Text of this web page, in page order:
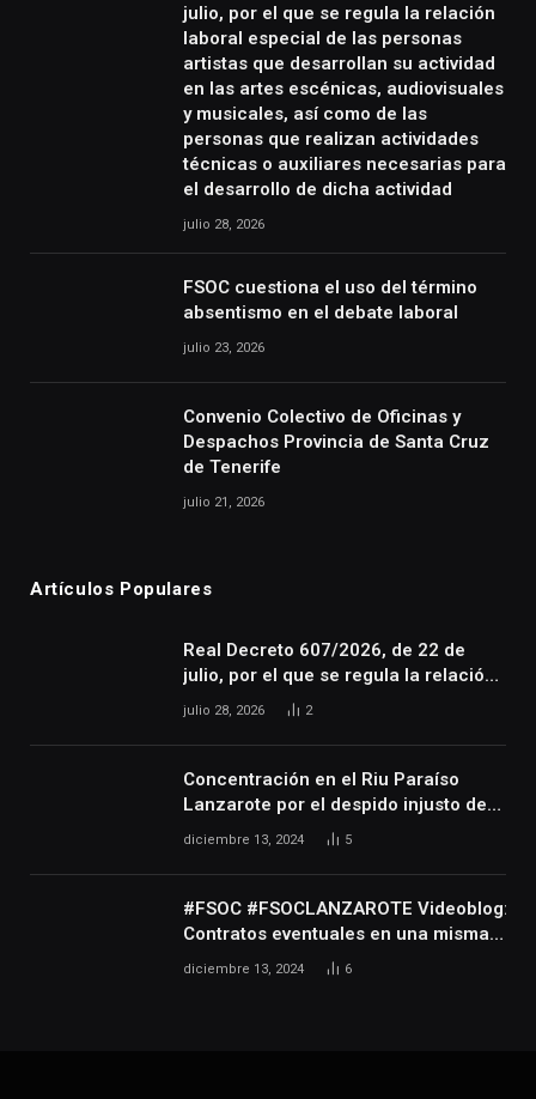
julio, por el que se regula la relación
laboral especial de las personas
artistas que desarrollan su actividad
en las artes escénicas, audiovisuales
y musicales, así como de las
personas que realizan actividades
técnicas o auxiliares necesarias para
el desarrollo de dicha actividad
julio 28, 2026
FSOC cuestiona el uso del término
absentismo en el debate laboral
julio 23, 2026
Convenio Colectivo de Oficinas y
Despachos Provincia de Santa Cruz
de Tenerife
julio 21, 2026
Artículos Populares
Real Decreto 607/2026, de 22 de
julio, por el que se regula la relación
laboral especial de las personas
en las artes escénicas, audiovisuales
y musicales, así como de las
personas que realizan actividades
el desarrollo de dicha actividad
julio 28, 2026 2
Concentración en el Riu Paraíso
Lanzarote por el despido injusto de
la trabajadora Katerine
diciembre 13, 2024 5
#FSOC #FSOCLANZAROTE Videoblog:
Contratos eventuales en una misma
empresa durante varios años
diciembre 13, 2024 6